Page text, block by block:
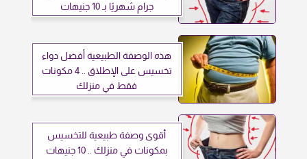
جرام شهريًا بـ 10 جنيهات
هذه الوصفة الطبيعية أفضل دواء
تخسيس على الإطلاق .. 4 مكونات
فقط في منزلك
أقوى وصفة طبيعية للتخسيس
بمكونات في منزلك .. 10 جنيهات